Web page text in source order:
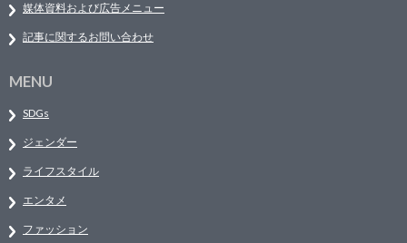
媒体資料および広告メニュー
記事に関するお問い合わせ
MENU
SDGs
ジェンダー
ライフスタイル
エンタメ
ファッション